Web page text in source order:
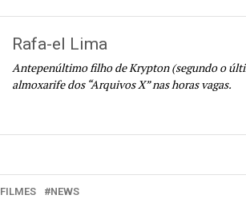
Rafa-el Lima
Antepenúltimo filho de Krypton (segundo o
almoxarife dos “Arquivos X” nas horas vagas.
FILMES NEWS